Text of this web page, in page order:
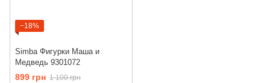
−18%
Simba Фигурки Маша и
Медведь 9301072
899 грн 1 100 грн